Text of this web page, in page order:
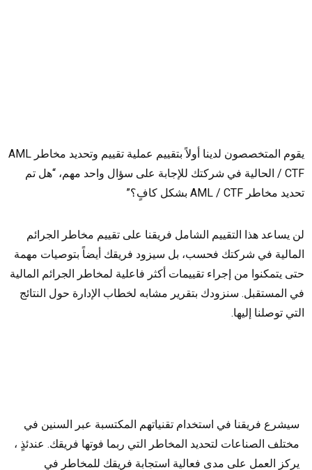
يقوم المتخصصون لدينا أولاً بتقييم عملية تقييم وتحديد مخاطر AML
/ CTF الحالية في شركتك للإجابة على سؤال واحد مهم، “هل تم
تحديد مخاطر AML / CTF بشكل كافٍ؟”
لن يساعد هذا التقييم الشامل فريقنا على تقييم مخاطر الجرائم
المالية في شركتك فحسب، بل سيزود فريقك أيضاً بتوصيات مهمة
حتى يتمكنوا من إجراء تقييمات أكثر فاعلية لمخاطر الجرائم المالية
في المستقبل. سنزودك بتقرير مشابه لخطاب الإدارة حول النتائج
التي توصلنا إليها.
سيشرع فريقنا في استخدام تقنياتهم المكتسبة عبر السنين في
مختلف الصناعات لتحديد المخاطر التي ربما فوتها فريقك. عندئذٍ ،
يركز العمل على مدى فعالية استجابة فريقك للمخاطر في